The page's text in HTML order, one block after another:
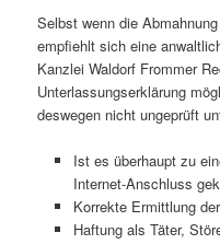
Selbst wenn die
empfiehlt sich eine
Kanzlei Waldorf Frommer
Unterlassungserklärung
deswegen nicht ungeprüft
Ist es überhaupt zu
Internet-Anschluss
Korrekte Ermittlung
Haftung als Täter,